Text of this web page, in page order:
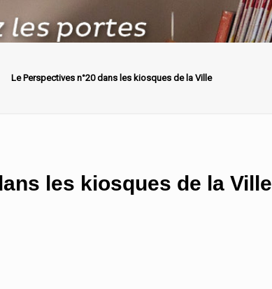
Le Perspectives n°20 dans les kiosques de la Ville
les kiosques de la Ville